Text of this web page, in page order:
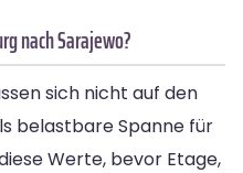
nach Sarajewo?
sich nicht auf den
belastbare Spanne für
Werte, bevor Etage,